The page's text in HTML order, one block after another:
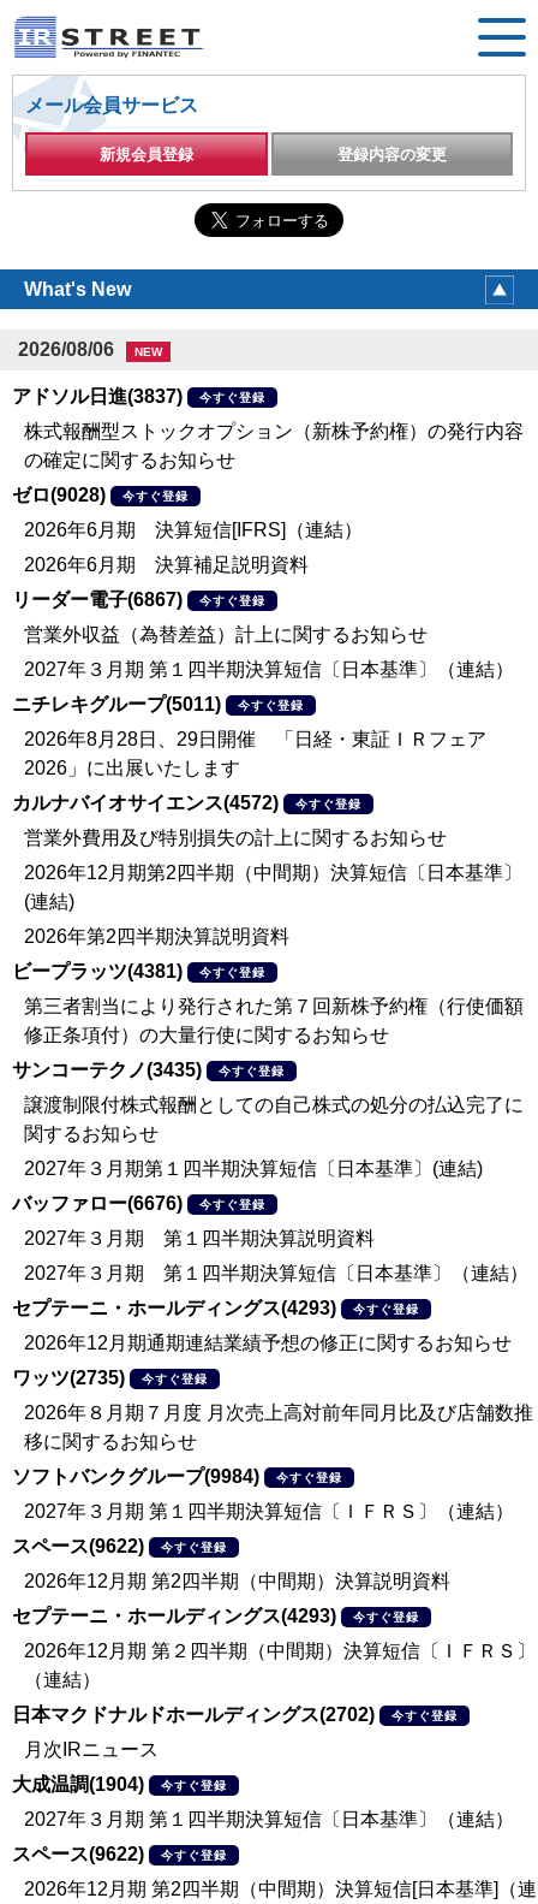
メール会員サービス
新規会員登録 登録内容の変更
What's New
2026/08/06 NEW
アドソル日進(3837) 今すぐ登録
株式報酬型ストックオプション（新株予約権）の発行内容
の確定に関するお知らせ
ゼロ(9028)
今すぐ登録
2026年6月期 決算短信[IFRS]（連結）
2026年6月期 決算補足説明資料
リーダー電子(6867)
今すぐ登録
営業外収益（為替差益）計上に関するお知らせ
2027年３月期 第１四半期決算短信〔日本基準〕（連結）
ニチレキグループ(5011)
今すぐ登録
2026年8月28日、29日開催 「日経・東証ＩＲフェア
2026」に出展いたします
カルナバイオサイエンス(4572)
今すぐ登録
営業外費用及び特別損失の計上に関するお知らせ
2026年12月期第2四半期（中間期）決算短信〔日本基準〕
(連結)
2026年第2四半期決算説明資料
ビープラッツ(4381)
今すぐ登録
第三者割当により発行された第７回新株予約権（行使価額
修正条項付）の大量行使に関するお知らせ
サンコーテクノ(3435)
今すぐ登録
譲渡制限付株式報酬としての自己株式の処分の払込完了に
関するお知らせ
2027年３月期第１四半期決算短信〔日本基準〕(連結)
バッファロー(6676)
今すぐ登録
2027年３月期 第１四半期決算説明資料
2027年３月期 第１四半期決算短信〔日本基準〕（連結）
セプテーニ・ホールディングス(4293)
今すぐ登録
2026年12月期通期連結業績予想の修正に関するお知らせ
ワッツ(2735)
今すぐ登録
2026年８月期７月度 月次売上高対前年同月比及び店舗数推
移に関するお知らせ
ソフトバンクグループ(9984)
今すぐ登録
2027年３月期 第１四半期決算短信〔ＩＦＲＳ〕（連結）
スペース(9622)
今すぐ登録
2026年12月期 第2四半期（中間期）決算説明資料
セプテーニ・ホールディングス(4293)
今すぐ登録
2026年12月期 第２四半期（中間期）決算短信〔ＩＦＲＳ〕
（連結）
日本マクドナルドホールディングス(2702)
今すぐ登録
月次IRニュース
大成温調(1904)
今すぐ登録
2027年３月期 第１四半期決算短信〔日本基準〕（連結）
スペース(9622)
今すぐ登録
2026年12月期 第2四半期（中間期）決算短信[日本基準]（連